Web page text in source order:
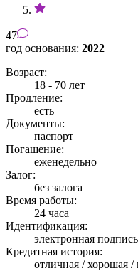
47
год основания: 2022
Возраст:
18 - 70 лет
Продление:
есть
Документы:
паспорт
Погашение:
еженедельно
Залог:
без залога
Время работы:
24 часа
Идентификация:
электронная подпись
Кредитная история:
отличная / хорошая /